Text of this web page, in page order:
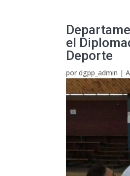
el
Deporte
pordgpp_admin |